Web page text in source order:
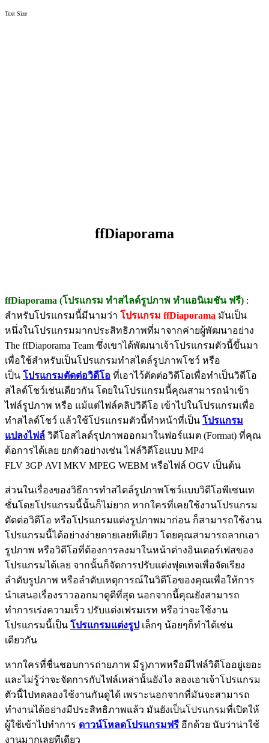
Text Size
ffDiaporama
ffDiaporama (โปรแกรม ทำสไลด์รูปภาพ ทำแอนิเมชัน ฟรี) :
สำหรับโปรแกรมนี้มีนามว่า โปรแกรม ffDiaporama มันเป็น
หนึ่งในโปรแกรมมากประสิทธิภาพที่มาจากค่ายผู้พัฒนาอย่าง
The ffDiaporama Team ซึ่งเขาได้พัฒนาเจ้าโปรแกรมตัวนี้ขึ้นมา
เพื่อใช้สำหรับเป็นโปรแกรมทำสไดล์รูปภาพโชว์ หรือ
เป็น โปรแกรมตัดต่อวิดีโอ ที่เอาไว้ตัดต่อวิดีโอเพื่อทำเป็นวิดีโอ
สไลด์โชว์เช่นเดียวกัน โดยในโปรแกรมนี้คุณสามารถนำเข้า
ไฟล์รูปภาพ หรือ แม้แต่ไฟล์คลิปวิดีโอ เข้าไปในโปรแกรมเพื่อ
ทำสไลด์โชว์ แล้วใช้โปรแกรมตัวนี้ทำหน้าที่เป็น โปรแกรม
แปลงไฟล์ วิดีโอสไลด์รุปภาพออกมาในฟอร์แมต (Format) ที่คุณ
ต้อการได้เลย ยกตัวอย่างเช่น ไฟล์วิดีโอแบบ MP4
FLV 3GP AVI MKV MPEG WEBM หรือไฟล์ OGV เป็นต้น
ส่วนในเรื่องของวิธีการทำสไดล์รูปภาพโชว์แบบวิดีโอพีเซนเท
ชั่นโดยโปรแกรมนี้นั้นก็ไม่ยาก หากใครที่เคยใช้งานโปรแกรม
ตัดต่อวิดีโอ หรือโปรแกรมแต่งรูปภาพมาก่อน ก็สามารถใช้งาน
โปรแกรมนี้ได้อย่างง่ายดายเลยทีเดียว โดยคุณสามารถลากเอา
รูปภาพ หรือวิดีโอที่ต้องการลงมาในหน้าต่างอินเตอร์เฟสของ
โปรแกรมได้เลย จากนั้นก็จัดการปรับแต่งฟุตเทจเพื่อจัดเรียง
ลำดับรูปภาพ หรือลำดับเหตุการณ์ในวิดีโอของคุณเพื่อให้การ
นำเสนอเรื่องราวออกมาดูดีที่สุด นอกจากนี้คุณยังสามารถ
ทำการเร่งความเร็ว ปรับแต่งเฟรมเรท หรือว่าจะใช้งาน
โปรแกรมนี้เป็น โปรแกรมแต่งรูป เล็กๆ น้อยๆก็ทำได้เช่น
เดียวกัน
หากใครที่ชื่นชอบการถ่ายภาพ มีรู)ภาพหรือมีไฟล์วิดีโออยู่เยอะ
และไม่รู้ว่าจะจัดการกับไฟล์เหล่านั้นยังไง ลองเอาเจ้าโปรแกรม
ตัวนี้ไปทดลองใช้งานกันดูได้ เพราะนอกจากที่มันจะสามารถ
ทำงานได้อย่างมีประสิทธิภาพแล้ว มันยังเป็นโปรแกรมที่เปิดให้
ผู้ใช้เข้าไปทำการ ดาวน์โหลดโปรแกรมฟรี อีกด้วย นับว่าน่าใช้
งานมากเลยทีเดียว